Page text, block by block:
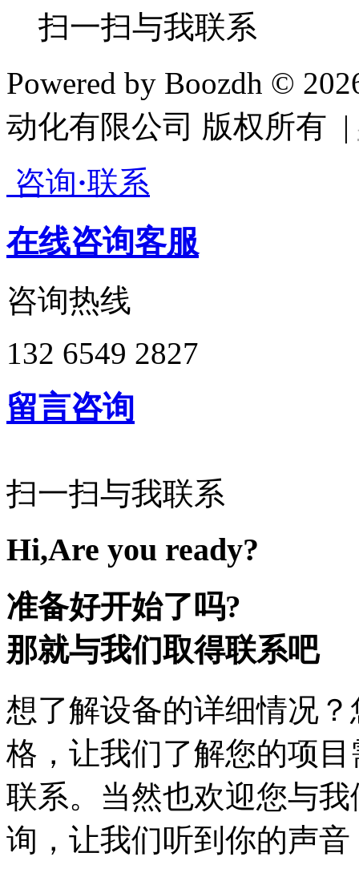
扫一扫与我联系
Powered by Boozdh ©
动化有限公司 版权所有 |
咨询·联系
在线咨询客服
咨询热线
132 6549 2827
留言咨询
扫一扫与我联系
Hi,Are you ready?
准备好开始了吗?
那就与我们取得联系吧
想了解设备的详细情况
格，让我们了解您的项
联系。当然也欢迎您与
询，让我们听到你的声音